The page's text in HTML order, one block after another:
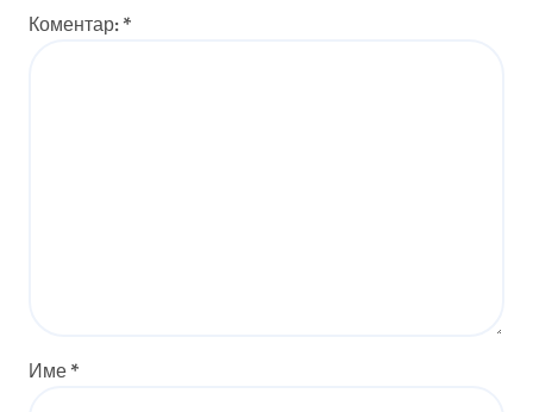
Коментар: *
Име *